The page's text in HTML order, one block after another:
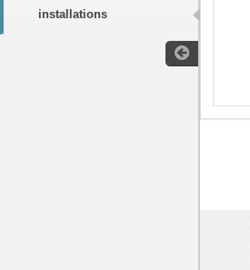
installations